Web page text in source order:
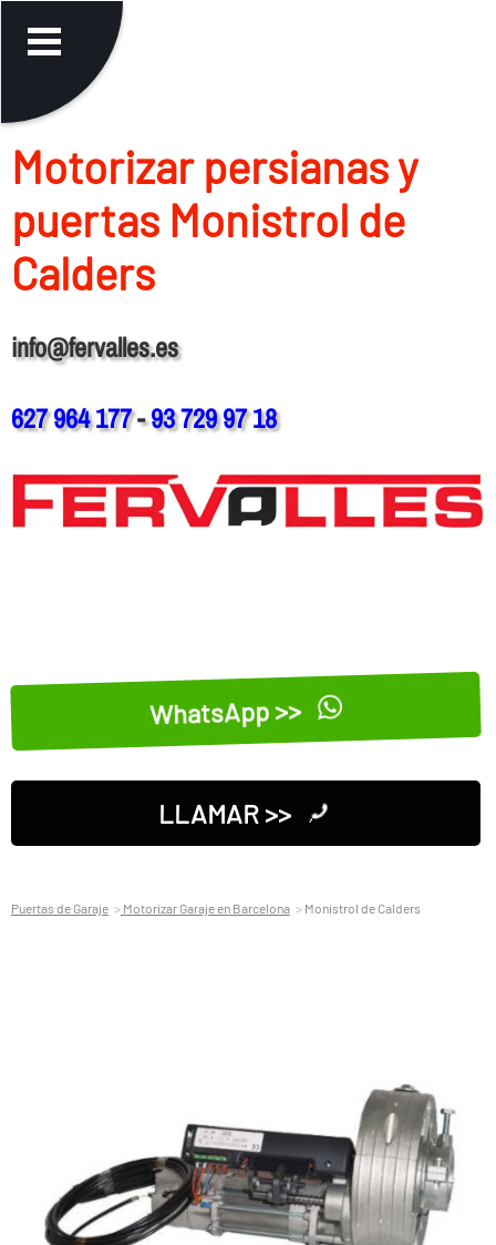
Motorizar persianas y
puertas Monistrol de
Calders
info@fervalles.es
627 964 177-93 729 97 18
WhatsApp >>
LLAMAR >>
Puertas de Garaje Motorizar Garaje en Barcelona Monistrol de Calders